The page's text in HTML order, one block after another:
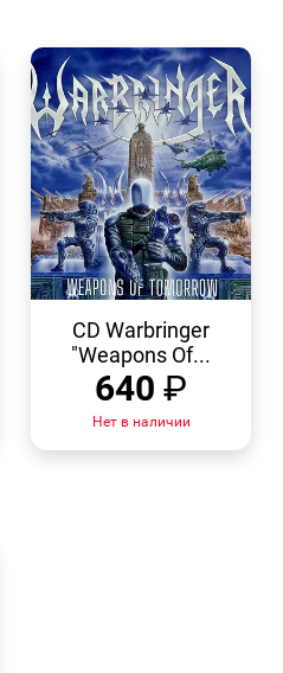
ПРОСМОТР
CD Warbringer
"Weapons Of...
640 ₽
Нет в наличии